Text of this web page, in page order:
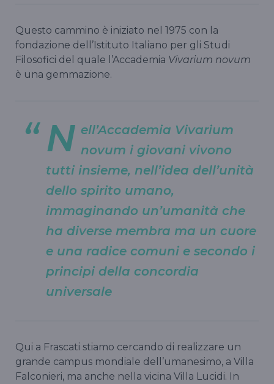
Questo cammino è iniziato nel 1975 con la
fondazione dell’Istituto Italiano per gli Studi
Filosofici del quale l’Accademia Vivarium novum
è una gemmazione.
N ell’Accademia Vivarium
novum i giovani vivono
tutti insieme, nell’idea dell’unità
dello spirito umano,
immaginando un’umanità che
ha diverse membra ma un cuore
e una radice comuni e secondo i
principi della concordia
universale
Qui a Frascati stiamo cercando di realizzare un
grande campus mondiale dell’umanesimo, a Villa
Falconieri, ma anche nella vicina Villa Lucidi. In